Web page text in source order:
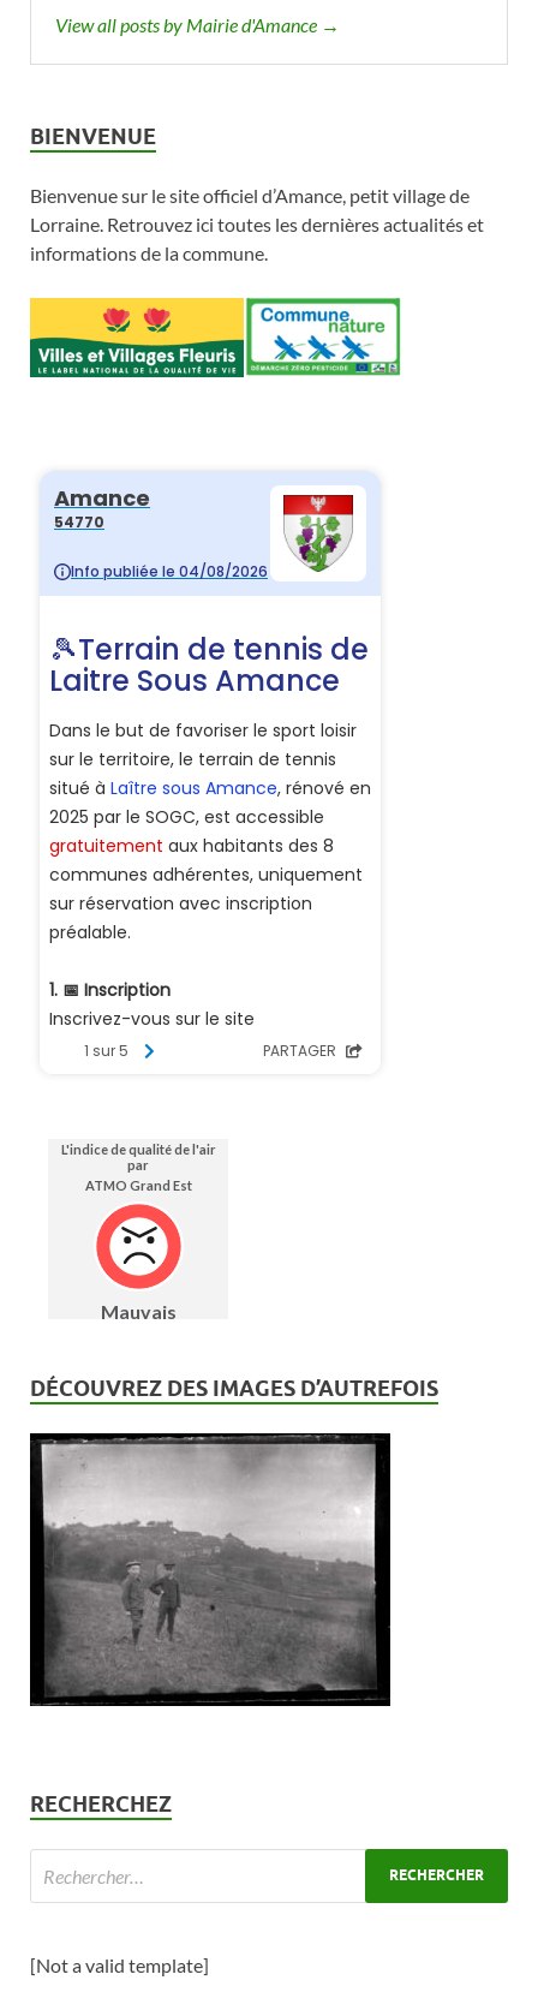
View all posts by Mairie d'Amance →
BIENVENUE
Bienvenue sur le site officiel d’Amance, petit village de
Lorraine. Retrouvez ici toutes les dernières actualités et
informations de la commune.
DÉCOUVREZ DES IMAGES D’AUTREFOIS
RECHERCHEZ
[Not a valid template]